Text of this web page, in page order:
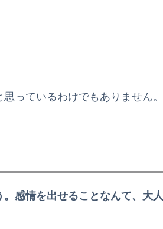
っているわけでもありません。
感情を出せることなんて、大人